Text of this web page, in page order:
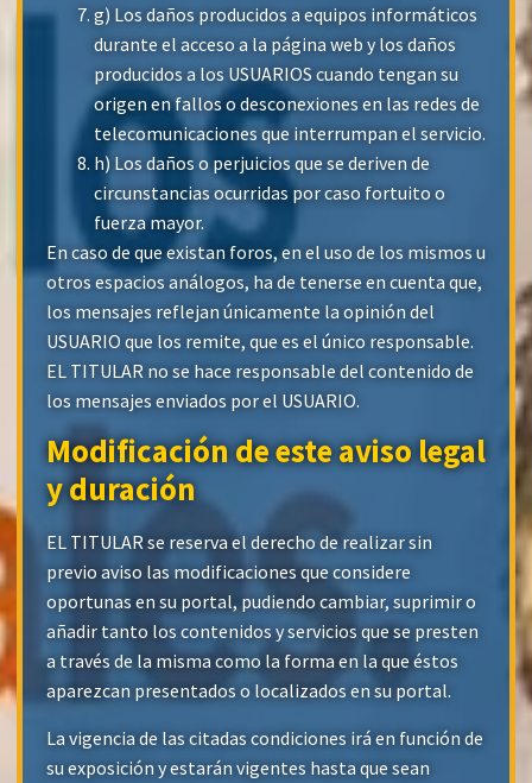
g) Los daños producidos a equipos informáticos
durante el acceso a la página web y los daños
producidos a los USUARIOS cuando tengan su
origen en fallos o desconexiones en las redes de
telecomunicaciones que interrumpan el servicio.
h) Los daños o perjuicios que se deriven de
circunstancias ocurridas por caso fortuito o
fuerza mayor.
En caso de que existan foros, en el uso de los mismos u
otros espacios análogos, ha de tenerse en cuenta que,
los mensajes reflejan únicamente la opinión del
USUARIO que los remite, que es el único responsable.
EL TITULAR no se hace responsable del contenido de
los mensajes enviados por el USUARIO.
Modificación de este aviso legal
y duración
EL TITULAR se reserva el derecho de realizar sin
previo aviso las modificaciones que considere
oportunas en su portal, pudiendo cambiar, suprimir o
añadir tanto los contenidos y servicios que se presten
a través de la misma como la forma en la que éstos
aparezcan presentados o localizados en su portal.
La vigencia de las citadas condiciones irá en función de
su exposición y estarán vigentes hasta que sean